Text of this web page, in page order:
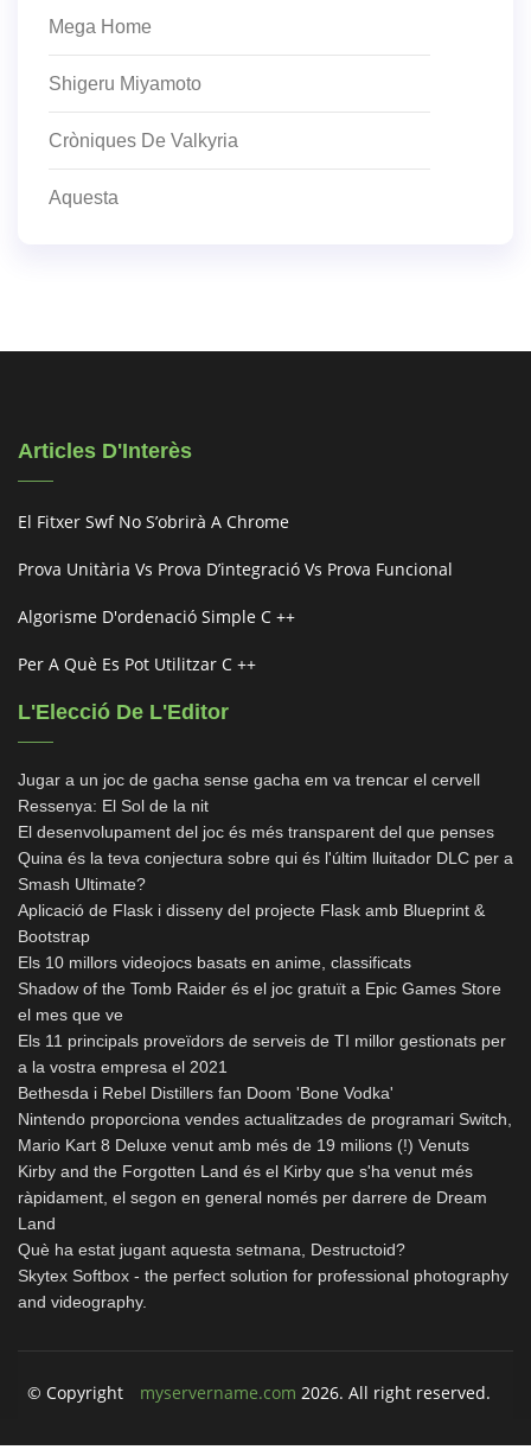
Mega Home
Shigeru Miyamoto
Cròniques De Valkyria
Aquesta
Articles D'Interès
El Fitxer Swf No S’obrirà A Chrome
Prova Unitària Vs Prova D’integració Vs Prova Funcional
Algorisme D'ordenació Simple C ++
Per A Què Es Pot Utilitzar C ++
L'Elecció De L'Editor
Jugar a un joc de gacha sense gacha em va trencar el cervell
Ressenya: El Sol de la nit
El desenvolupament del joc és més transparent del que penses
Quina és la teva conjectura sobre qui és l'últim lluitador DLC per a
Smash Ultimate?
Aplicació de Flask i disseny del projecte Flask amb Blueprint &
Bootstrap
Els 10 millors videojocs basats en anime, classificats
Shadow of the Tomb Raider és el joc gratuït a Epic Games Store
el mes que ve
Els 11 principals proveïdors de serveis de TI millor gestionats per
a la vostra empresa el 2021
Bethesda i Rebel Distillers fan Doom 'Bone Vodka'
Nintendo proporciona vendes actualitzades de programari Switch,
Mario Kart 8 Deluxe venut amb més de 19 milions (!) Venuts
Kirby and the Forgotten Land és el Kirby que s'ha venut més
ràpidament, el segon en general només per darrere de Dream
Land
Què ha estat jugant aquesta setmana, Destructoid?
Skytex Softbox - the perfect solution for professional photography
and videography.
© Copyright myservername.com 2026. All right reserved.